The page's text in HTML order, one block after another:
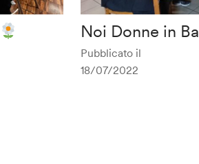
Noi Donne in
Pubblicato il
18/07/2022